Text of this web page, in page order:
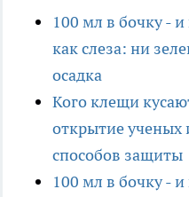
100 мл в бочку -
как слеза: ни
осадка
Кого клещи
открытие
способов защиты
100 мл в бочку -